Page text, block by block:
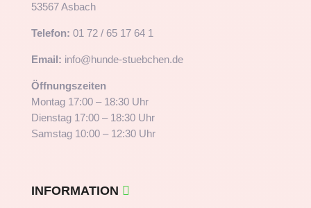
53567 Asbach
Telefon: 01 72 / 65 17 64 1
Email: info@hunde-stuebchen.de
Öffnungszeiten
Montag 17:00 – 18:30 Uhr
Dienstag 17:00 – 18:30 Uhr
Samstag 10:00 – 12:30 Uhr
INFORMATION